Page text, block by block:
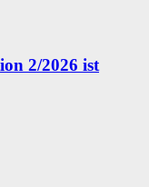
2/2026 ist